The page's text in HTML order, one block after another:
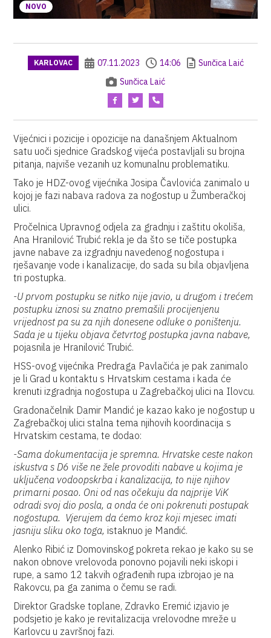
NOVO
KARLOVAC 07.11.2023 14:06
Sunčica Laić
Sunčica Laić
Vijećnici i pozicije i opozicije na današnjem Aktualnom
satu uoči sjednice Gradskog vijeća postavljali su brojna
pitanja, najviše vezanih uz komunalnu problematiku.
Tako je HDZ-ovog vijećnika Josipa Čavlovića zanimalo u
kojoj je fazi nabava radova za nogostup u Žumberačkoj
ulici.
Pročelnica Upravnog odjela za gradnju i zaštitu okoliša,
Ana Hranilović Trubić rekla je da što se tiče postupka
javne nabave za izgradnju navedenog nogostupa i
rješavanje vode i kanalizacije, do sada su bila objavljena
tri postupka.
-U prvom postupku se nitko nije javio, u drugom i trećem
postupku iznosi su znatno premašili procijenjenu
vrijednost pa su za njih donesene odluke o poništenju.
Sada je u tijeku objava četvrtog postupka javna nabave,
pojasnila je Hranilović Trubić.
HSS-ovog vijećnika Predraga Pavlačića je pak zanimalo
je li Grad u kontaktu s Hrvatskim cestama i kada će
krenuti izgradnja nogostupa u Zagrebačkoj ulici na Ilovcu.
Gradonačelnik Damir Mandić je kazao kako je nogostup u
Zagrebačkoj ulici stalna tema njihovih koordinacija s
Hrvatskim cestama, te dodao:
-Sama dokumentacija je spremna. Hrvatske ceste nakon
iskustva s D6 više ne žele provoditi nabave u kojima je
uključena vodoopskrba i kanalizacija, to nije njihov
primarni posao. Oni od nas očekuju da najprije ViK
odradi svoj dio posla, a onda će oni pokrenuti postupak
nogostupa. Vjerujem da ćemo kroz koji mjesec imati
jasniju sliku oko toga, istaknuo je Mandić.
Alenko Ribić iz Domovinskog pokreta rekao je kako su se
nakon obnove vrelovoda ponovno pojavili neki iskopi i
rupe, a samo 12 takvih ograđenih rupa izbrojao je na
Rakovcu, pa ga zanima o čemu se radi.
Direktor Gradske toplane, Zdravko Eremić izjavio je
podsjetio je kako je revitalizacija vrelovodne mreže u
Karlovcu u završnoj fazi.